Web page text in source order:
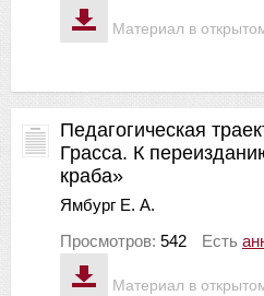
Материал в
Материал в
Педагогическая
Грасса. К
краба»
Ямбург Е. А.
Просмотров: 542 Есть